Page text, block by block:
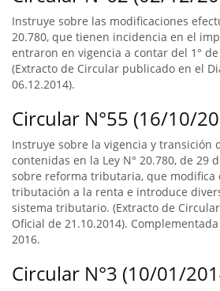
Instruye sobre las modificaciones
20.780, que tienen incidencia en el
entraron en vigencia a contar del 1°
(Extracto de Circular publicado en el
06.12.2014).
Circular N°55 (16/10/
Instruye sobre la vigencia y transición
contenidas en la Ley N° 20.780, de 29
sobre reforma tributaria, que modifica
tributación a la renta e introduce
sistema tributario. (Extracto de
Oficial de 21.10.2014).
2016.
Circular N°3 (10/01/